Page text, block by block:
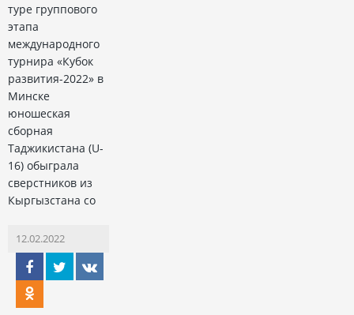
туре группового
этапа
международного
турнира «Кубок
развития-2022» в
Минске
юношеская
сборная
Таджикистана (U-
16) обыграла
сверстников из
Кыргызстана со
12.02.2022